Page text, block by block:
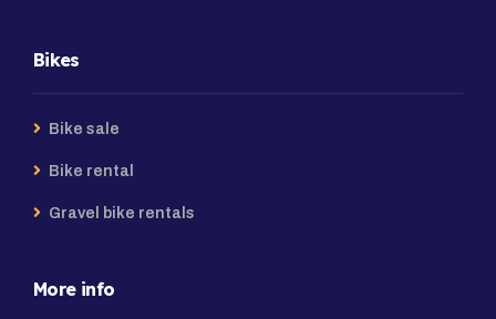
Bikes
Bike sale
Bike rental
Gravel bike rentals
More info